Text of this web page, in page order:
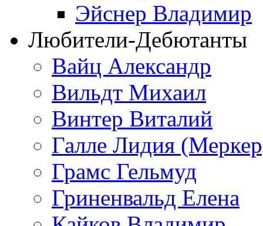
Эйснер Владимир
Любители-Дебютанты
Вайц Александр
Вильдт Михаил
Винтер Виталий
Галле Лидия
Грамс Гельмуд
Гриненвальд Елена